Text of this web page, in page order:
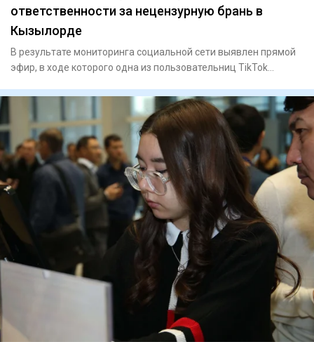
ответственности за нецензурную брань в
Кызылорде
В результате мониторинга социальной сети выявлен прямой
эфир, в ходе которого одна из пользовательниц TikTok